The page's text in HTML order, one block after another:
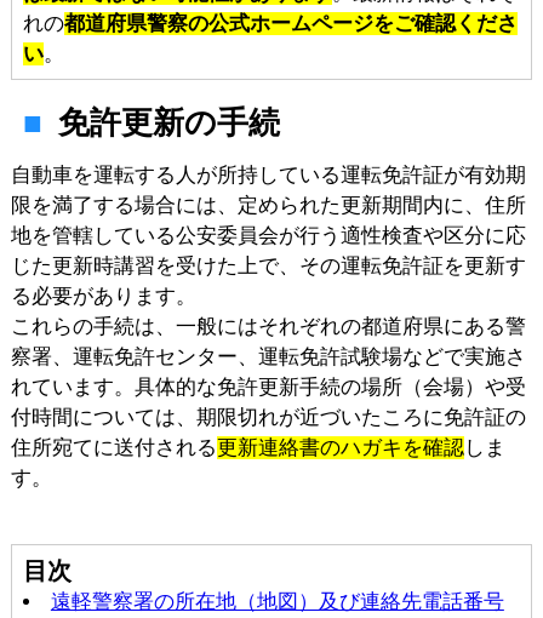
れの都道府県警察の公式ホームページをご確認くださ
い。
免許更新の手続
自動車を運転する人が所持している運転免許証が有効期
限を満了する場合には、定められた更新期間内に、住所
地を管轄している公安委員会が行う適性検査や区分に応
じた更新時講習を受けた上で、その運転免許証を更新す
る必要があります。
これらの手続は、一般にはそれぞれの都道府県にある警
察署、運転免許センター、運転免許試験場などで実施さ
れています。具体的な免許更新手続の場所（会場）や受
付時間については、期限切れが近づいたころに免許証の
住所宛てに送付される更新連絡書のハガキを確認しま
す。
目次
遠軽警察署の所在地（地図）及び連絡先電話番号